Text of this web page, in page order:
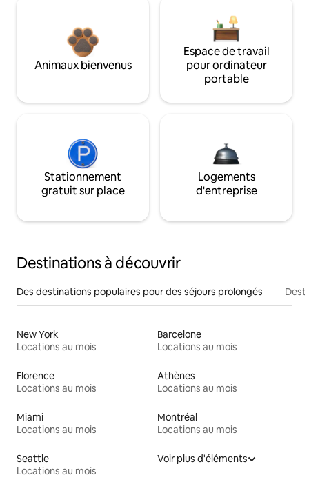
Animaux bienvenus
Espace de travail
pour ordinateur
portable
Stationnement
gratuit sur place
Logements
d'entreprise
Destinations à découvrir
Des destinations populaires pour des séjours prolongés
New York
Locations au mois
Barcelone
Locations au mois
Florence
Locations au mois
Athènes
Locations au mois
Miami
Locations au mois
Montréal
Locations au mois
Seattle
Locations au mois
Voir plus d'éléments